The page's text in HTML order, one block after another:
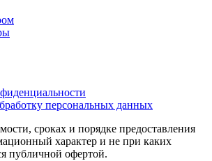
персональных данных
сроках и порядке предоставления
характер и не при каких
публичной офертой.